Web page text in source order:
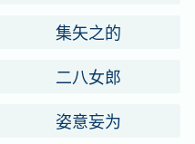
集矢之的
二八女郎
姿意妄为